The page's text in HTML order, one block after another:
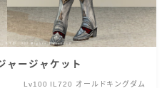
ャージャケット
Lv100 IL720 オールドキングダム